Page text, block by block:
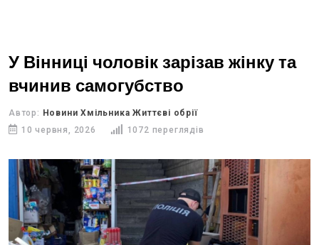
У Вінниці чоловік зарізав жінку та
вчинив самогубство
Автор: Новини Хмільника Життєві обрії
10 червня, 2026
1072 переглядів